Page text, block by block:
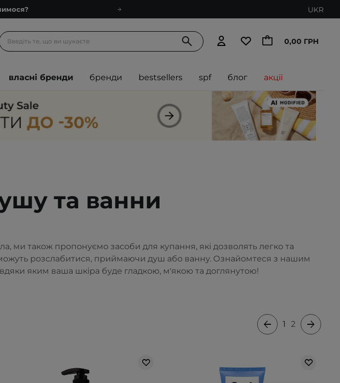
картки
ще більше балів
UKR
0,00 ГРН
власні бренди бренди bestsellers spf блог акції
та ванни
ми також пропонуємо засоби для купання, які дозволять легко та
розслабитися, приймаючи душ або ванну. Ознайомтеся з нашим
яким ваша шкіра буде гладкою, м'якою та доглянутою!
1 2